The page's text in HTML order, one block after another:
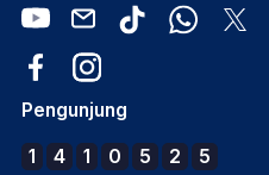
Pengunjung
1 4 1 0 5 2 5